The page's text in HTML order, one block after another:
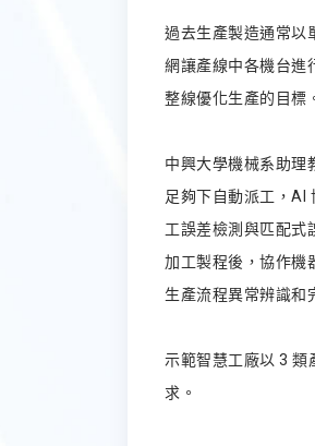
過去生產製造通常以
網讓產線中各機台進
整線優化生產的目標
中興大學機械系助理
足夠下自動派工，AI
工誤差檢測與匹配式
加工製程後，協作機
生產流程異常辨識和
示範智慧工廠以 3 類
求。